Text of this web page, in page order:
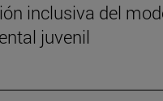
inclusiva del
juvenil